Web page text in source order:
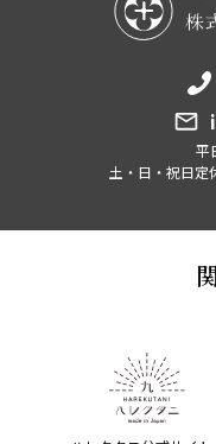
平
土・日・祝日定